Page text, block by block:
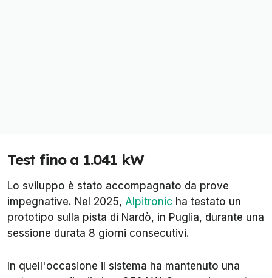
Test fino a 1.041 kW
Lo sviluppo è stato accompagnato da prove
impegnative. Nel 2025, Alpitronic ha testato un
prototipo sulla pista di Nardò, in Puglia, durante una
sessione durata 8 giorni consecutivi.
In quell'occasione il sistema ha mantenuto una